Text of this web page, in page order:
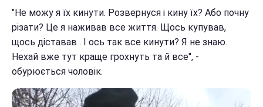
"Не можу я їх кинути. Розвернуся і кину їх? Або почну
різати? Це я наживав все життя. Щось купував,
щось діставав . І ось так все кинути? Я не знаю.
Нехай вже тут краще грохнуть та й все", -
обурюється чоловік.